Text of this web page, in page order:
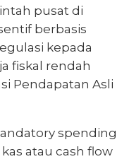
pusat di
berbasis
kepada
fiskal rendah
Pendapatan Asli
spending
atau cash flow